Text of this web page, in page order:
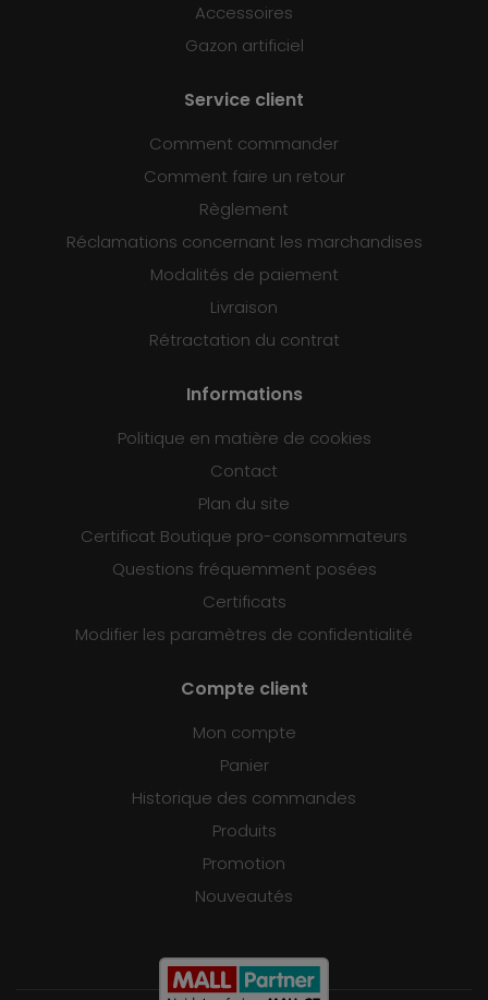
Accessoires
Gazon artificiel
Service client
Comment commander
Comment faire un retour
Règlement
Réclamations concernant les marchandises
Modalités de paiement
Livraison
Rétractation du contrat
Informations
Politique en matière de cookies
Contact
Plan du site
Certificat Boutique pro-consommateurs
Questions fréquemment posées
Certificats
Modifier les paramètres de confidentialité
Compte client
Mon compte
Panier
Historique des commandes
Produits
Promotion
Nouveautés